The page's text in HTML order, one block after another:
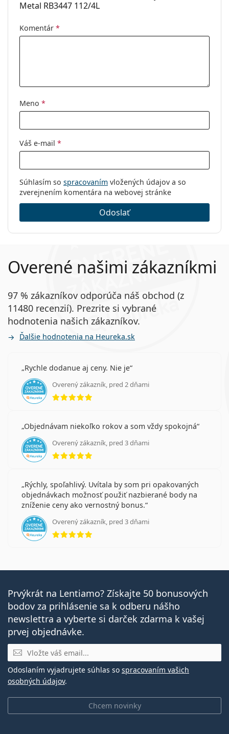
Metal RB3447 112/4L
Komentár *
Meno *
Váš e-mail *
Súhlasím so spracovaním vložených údajov a so
zverejnením komentára na webovej stránke
Odoslať
Overené našimi zákazníkmi
97 % zákazníkov odporúča náš obchod (z
11480 recenzií). Prezrite si vybrané
hodnotenia našich zákazníkov.
Ďalšie hodnotenia na Heureka.sk
Rychle dodanue aj ceny. Nie je
Overený zákazník, pred 2 dňami
hodnotenie 5 z 5
Objednávam niekoľko rokov a som vždy spokojná
Overený zákazník, pred 3 dňami
hodnotenie 5 z 5
Rýchly, spoľahlivý. Uvítala by som pri opakovaných
objednávkach možnosť použiť nazbierané body na
zníženie ceny ako vernostný bonus.
Overený zákazník, pred 3 dňami
hodnotenie 5 z 5
Prvýkrát na Lentiamo? Získajte 50 bonusových
bodov za prihlásenie sa k odberu nášho
newslettra a vyberte si darček zdarma k vašej
prvej objednávke.
E-mail
Chcem novinky
Odoslaním vyjadrujete súhlas so spracovaním vašich
osobných údajov.